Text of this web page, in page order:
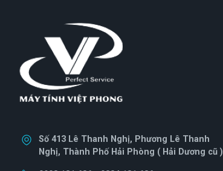
Số 413 Lê Thanh Nghị, Phương Lê Thanh
Nghị, Thành Phố Hải Phòng ( Hải Dương cũ )